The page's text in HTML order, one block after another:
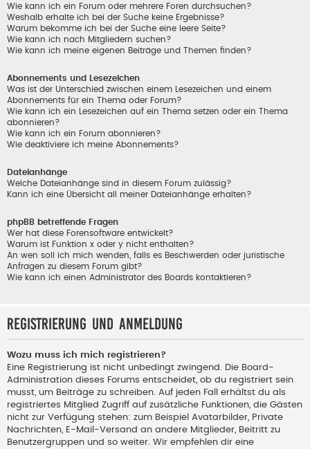
Wie kann ich ein Forum oder mehrere Foren durchsuchen?
Weshalb erhalte ich bei der Suche keine Ergebnisse?
Warum bekomme ich bei der Suche eine leere Seite?
Wie kann ich nach Mitgliedern suchen?
Wie kann ich meine eigenen Beiträge und Themen finden?
Abonnements und Lesezeichen
Was ist der Unterschied zwischen einem Lesezeichen und einem
Abonnements für ein Thema oder Forum?
Wie kann ich ein Lesezeichen auf ein Thema setzen oder ein Thema
abonnieren?
Wie kann ich ein Forum abonnieren?
Wie deaktiviere ich meine Abonnements?
Dateianhänge
Welche Dateianhänge sind in diesem Forum zulässig?
Kann ich eine Übersicht all meiner Dateianhänge erhalten?
phpBB betreffende Fragen
Wer hat diese Forensoftware entwickelt?
Warum ist Funktion x oder y nicht enthalten?
An wen soll ich mich wenden, falls es Beschwerden oder juristische
Anfragen zu diesem Forum gibt?
Wie kann ich einen Administrator des Boards kontaktieren?
Registrierung und Anmeldung
Wozu muss ich mich registrieren?
Eine Registrierung ist nicht unbedingt zwingend. Die Board-
Administration dieses Forums entscheidet, ob du registriert sein
musst, um Beiträge zu schreiben. Auf jeden Fall erhältst du als
registriertes Mitglied Zugriff auf zusätzliche Funktionen, die Gästen
nicht zur Verfügung stehen: zum Beispiel Avatarbilder, Private
Nachrichten, E-Mail-Versand an andere Mitglieder, Beitritt zu
Benutzergruppen und so weiter. Wir empfehlen dir eine